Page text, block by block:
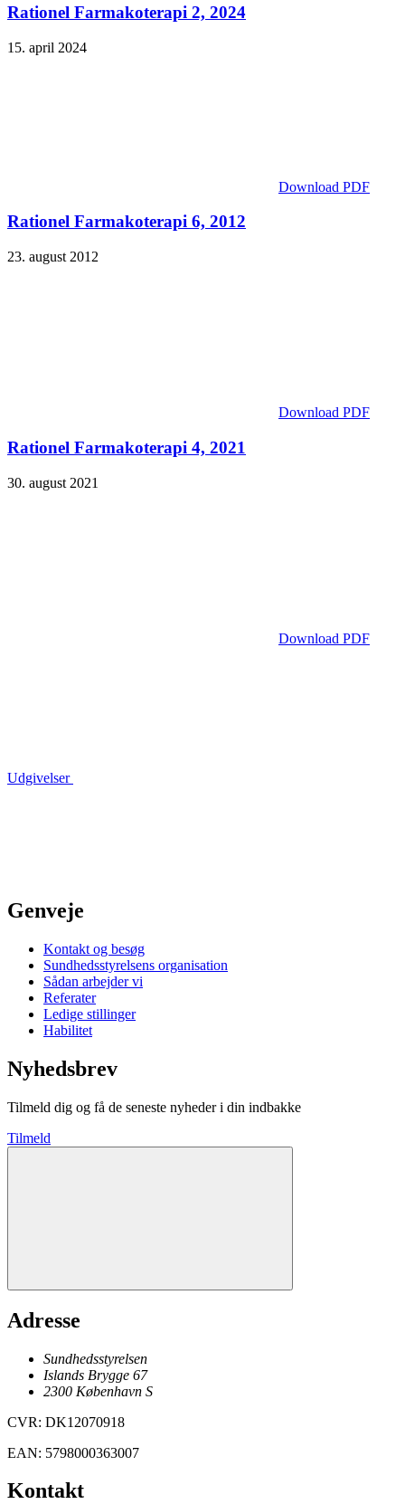
Rationel Farmakoterapi 2, 2024
15. april 2024
Download PDF
Rationel Farmakoterapi 6, 2012
23. august 2012
Download PDF
Rationel Farmakoterapi 4, 2021
30. august 2021
Download PDF
Udgivelser
Genveje
Kontakt og besøg
Sundhedsstyrelsens organisation
Sådan arbejder vi
Referater
Ledige stillinger
Habilitet
Nyhedsbrev
Tilmeld dig og få de seneste nyheder i din indbakke
Tilmeld
Adresse
Sundhedsstyrelsen
Islands Brygge 67
2300 København S
CVR: DK12070918
EAN: 5798000363007
Kontakt